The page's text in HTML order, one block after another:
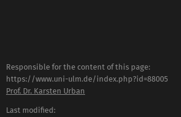
Responsible for the content of this page:
https://www.uni-ulm.de/index.php?id=88005
Prof. Dr. Karsten Urban
Last modified: